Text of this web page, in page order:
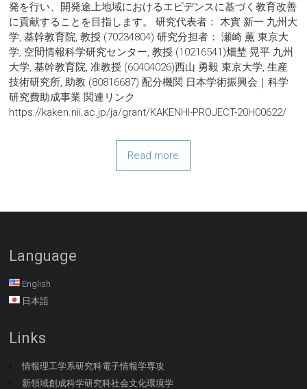
発を行い、開発途上地域におけるエビデンスに基づく教育改善
に貢献することを目指します。 研究代表者： 木實 新一 九州大
学, 基幹教育院, 教授 (70234804) 研究分担者： 瀬崎 薫 東京大
学, 空間情報科学研究センター, 教授 (10216541)畑埜 晃平 九州
大学, 基幹教育院, 准教授 (60404026)西山 勇毅 東京大学, 生産
技術研究所, 助教 (80816687) 配分機関 日本学術振興会｜科学
研究費助成事業 関連リンク
https://kaken.nii.ac.jp/ja/grant/KAKENHI-PROJECT-20H00622/
Read more
Language
English
日本語
Links
情報理工学系研究科電子情報学専攻
新領域創成科学研究科社会文化環境学